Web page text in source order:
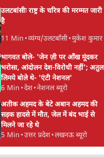
उलटबांसीः राष्ट्र के चरित्र की मरम्मत जारी
है
11 Min •व्यंग्य/उलटबाँसी•मुकेश कुमार
भागवत बोले- 'जेन ज़ी पर आँख मूंदकर
भरोसा, आंदोलन देश-विरोधी नहीं'; अतुल
लिमये बोले थे- 'एंटी नेशनल'
6 Min •देश•नेशनल ब्यूरो
अतीक अहमद के बेटे अबान अहमद की
सड़क हादसे में मौत, जेल में बंद भाई से
मिलने जा रहे थे
5 Min •उत्तर प्रदेश•लखनऊ ब्यूरो